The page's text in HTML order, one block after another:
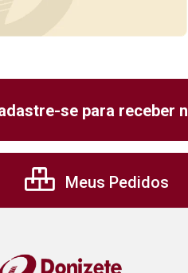
se para receber
Meus Pedidos